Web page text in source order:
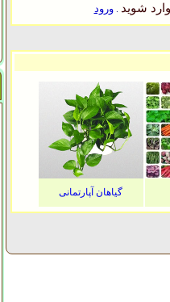
شوید .ورود
گیاهان آپارتمانی